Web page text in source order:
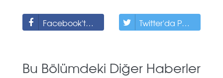
Facebook'ta Paylaş Twitter'da Paylaş
Bu Bölümdeki Diğer Haberler